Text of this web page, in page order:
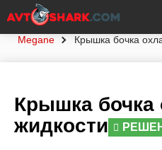
Главная Вопросы
Megane
Крышка бочка
Крышка
жидкости